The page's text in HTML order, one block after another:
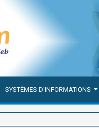
SYSTÈMES D'INFORMATIONS